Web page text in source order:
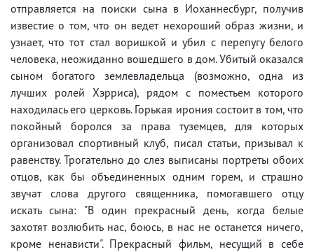
отправляется на поиски сына в Иоханнесбург, получив
известие о том, что он ведет нехороший образ жизни, и
узнает, что тот стал воришкой и убил с перепугу белого
человека, неожиданно вошедшего в дом. Убитый оказался
сыном богатого землевладельца (возможно, одна из
лучших ролей Хэрриса), рядом с поместьем которого
находилась его церковь. Горькая ирония состоит в том, что
покойный боролся за права туземцев, для которых
организовал спортивный клуб, писал статьи, призывал к
равенству. Трогательно до слез выписаны портреты обоих
отцов, как бы объединенных одним горем, и страшно
звучат слова другого священника, помогавшего отцу
искать сына: "В один прекрасный день, когда белые
захотят возлюбить нас, боюсь, в нас не останется ничего,
кроме ненависти". Прекрасный фильм, несущий в себе